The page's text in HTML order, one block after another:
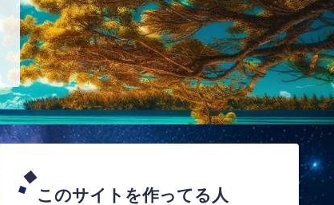
このサイトを作ってる人